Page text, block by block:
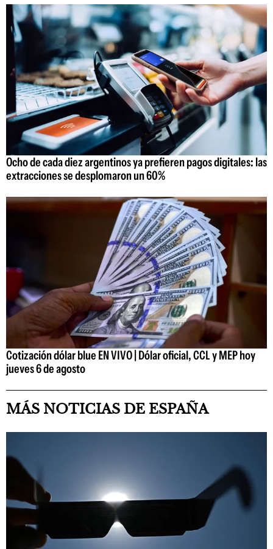
Ocho de cada diez argentinos ya prefieren pagos digitales: las
extracciones se desplomaron un 60%
Cotización dólar blue EN VIVO | Dólar oficial, CCL y MEP hoy
jueves 6 de agosto
MÁS NOTICIAS DE ESPAÑA